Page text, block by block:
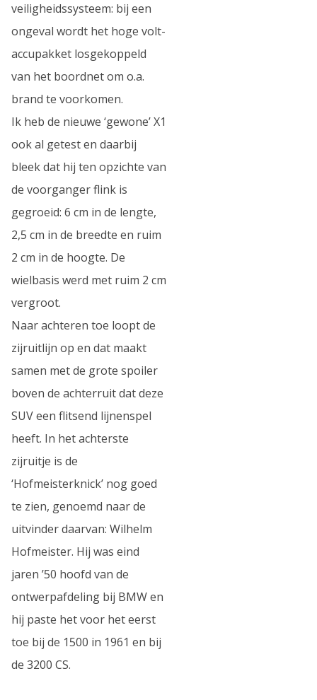
veiligheidssysteem: bij een
ongeval wordt het hoge volt-
accupakket losgekoppeld
van het boordnet om o.a.
brand te voorkomen.
Ik heb de nieuwe ‘gewone’ X1
ook al getest en daarbij
bleek dat hij ten opzichte van
de voorganger flink is
gegroeid: 6 cm in de lengte,
2,5 cm in de breedte en ruim
2 cm in de hoogte. De
wielbasis werd met ruim 2 cm
vergroot.
Naar achteren toe loopt de
zijruitlijn op en dat maakt
samen met de grote spoiler
boven de achterruit dat deze
SUV een flitsend lijnenspel
heeft. In het achterste
zijruitje is de
‘Hofmeisterknick’ nog goed
te zien, genoemd naar de
uitvinder daarvan: Wilhelm
Hofmeister. Hij was eind
jaren ’50 hoofd van de
ontwerpafdeling bij BMW en
hij paste het voor het eerst
toe bij de 1500 in 1961 en bij
de 3200 CS.